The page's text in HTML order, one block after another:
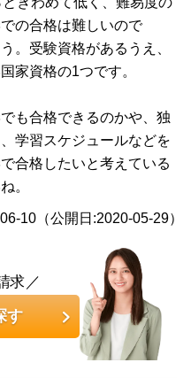
の合格は難しいので
。受験資格があるうえ、
家資格の1つです。
も合格できるのかや、独
学習スケジュールなどを
合格したいと考えている
。
10（公開日:2020-05-29）
求／
す